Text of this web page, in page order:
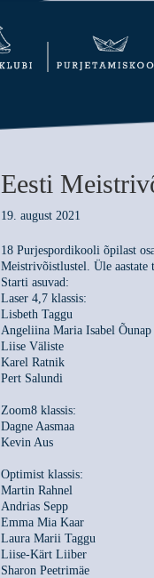
Eesti
19. august 2021
18 Purjespordikooli õpilast
Meistrivõistlustel. Üle aastate
Starti asuvad:
Laser 4,7 klassis:
Lisbeth Taggu
Angeliina Maria Isabel Õunap
Liise Väliste
Karel Ratnik
Pert Salundi
Zoom8 klassis:
Dagne Aasmaa
Kevin Aus
Optimist klassis:
Martin Rahnel
Andrias Sepp
Emma Mia Kaar
Laura Marii Taggu
Liise-Kärt Liiber
Sharon Peetrimäe